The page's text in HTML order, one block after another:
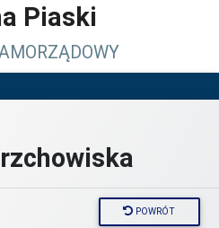
Piaski
POWRÓT